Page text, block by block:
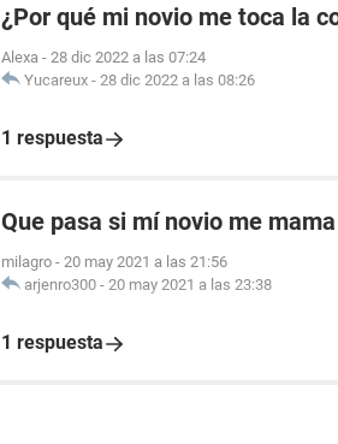
¿Por qué mi novio me toca la
Alexa - 28 dic 2022 a las 07:24
Yucareux - 28 dic 2022 a las 08:26
1 respuesta
Que pasa si mí novio me
milagro - 20 may 2021 a las 21:56
arjenro300 - 20 may 2021 a las 23:38
1 respuesta